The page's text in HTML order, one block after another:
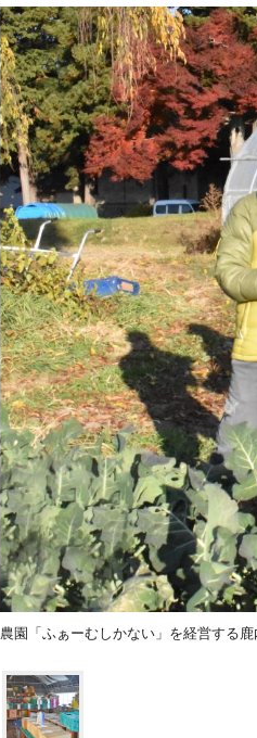
農園「ふぁーむしかない」を経営する